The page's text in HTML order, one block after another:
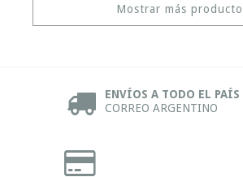
Mostrar más
ENVÍOS A TODO EL PAÍS
CORREO ARGENTINO